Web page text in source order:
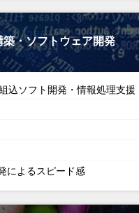
・ソフトウェア開発
込ソフト開発・情報処理支援
によるスピード感